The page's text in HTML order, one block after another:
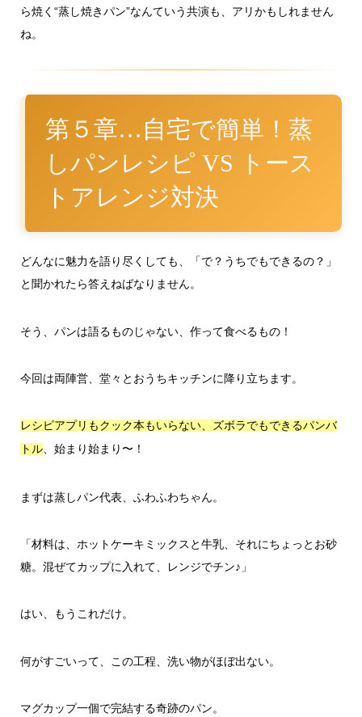
ら焼く“蒸し焼きパン”なんていう共演も、アリかもしれません
ね。
第５章…自宅で簡単！蒸
しパンレシピ VS トース
トアレンジ対決
どんなに魅力を語り尽くしても、「で？うちでもできるの？」
と聞かれたら答えねばなりません。
そう、パンは語るものじゃない、作って食べるもの！
今回は両陣営、堂々とおうちキッチンに降り立ちます。
レシピアプリもクック本もいらない、ズボラでもできるパンバ
トル、始まり始まり〜！
まずは蒸しパン代表、ふわふわちゃん。
「材料は、ホットケーキミックスと牛乳、それにちょっとお砂
糖。混ぜてカップに入れて、レンジでチン♪」
はい、もうこれだけ。
何がすごいって、この工程、洗い物がほぼ出ない。
マグカップ一個で完結する奇跡のパン。